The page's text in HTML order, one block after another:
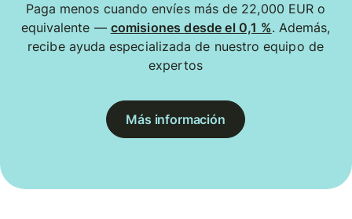
Paga menos cuando envíes más de 22,000 EUR o
equivalente — comisiones desde el 0,1 %. Además,
recibe ayuda especializada de nuestro equipo de
expertos
Más información